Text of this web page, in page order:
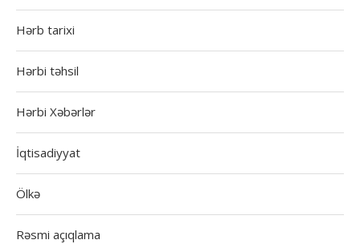
Hərb tarixi
Hərbi təhsil
Hərbi Xəbərlər
İqtisadiyyat
Ölkə
Rəsmi açıqlama